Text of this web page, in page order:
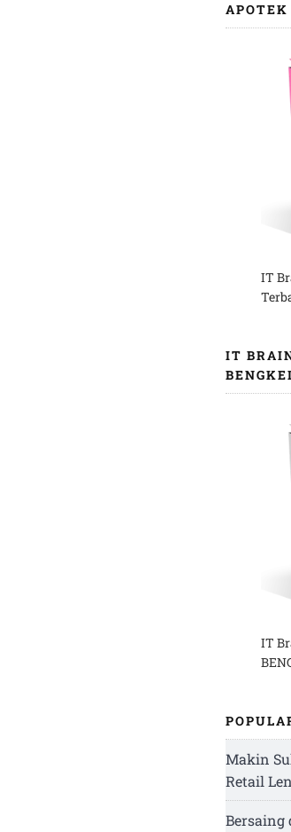
IT
IT
IT
Makin
Retail
Bersaing